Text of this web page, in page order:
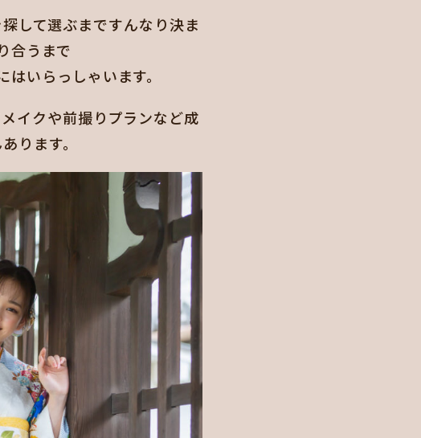
して選ぶまですんなり決ま
合うまで
いらっしゃいます。
イクや前撮りプランなど成
ります。